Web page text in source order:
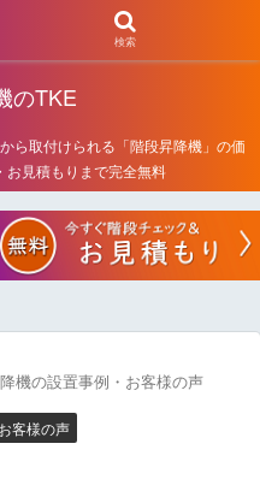
のTKE
ら取付けられる「階段昇降機」の価
見積もりまで完全無料
機の設置事例・お客様の声
客様の声
検索